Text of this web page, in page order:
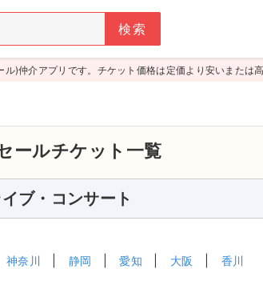
)仲介アプリです。チケット価格は定価より安いまたは
ールチケット一覧
ブ・コンサート
神奈川 静岡 愛知 大阪 香川